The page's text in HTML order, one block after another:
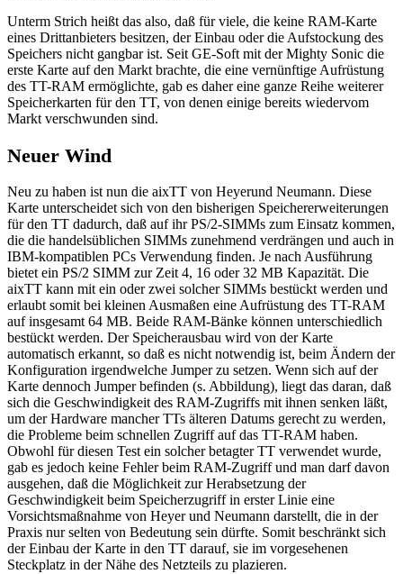
Unterm Strich heißt das also, daß für viele, die keine RAM-Karte
eines Drittanbieters besitzen, der Einbau oder die Aufstockung des
Speichers nicht gangbar ist. Seit GE-Soft mit der Mighty Sonic die
erste Karte auf den Markt brachte, die eine vernünftige Aufrüstung
des TT-RAM ermöglichte, gab es daher eine ganze Reihe weiterer
Speicherkarten für den TT, von denen einige bereits wiedervom
Markt verschwunden sind.
Neuer Wind
Neu zu haben ist nun die aixTT von Heyerund Neumann. Diese
Karte unterscheidet sich von den bisherigen Speichererweiterungen
für den TT dadurch, daß auf ihr PS/2-SIMMs zum Einsatz kommen,
die die handelsüblichen SIMMs zunehmend verdrängen und auch in
IBM-kompatiblen PCs Verwendung finden. Je nach Ausführung
bietet ein PS/2 SIMM zur Zeit 4, 16 oder 32 MB Kapazität. Die
aixTT kann mit ein oder zwei solcher SIMMs bestückt werden und
erlaubt somit bei kleinen Ausmaßen eine Aufrüstung des TT-RAM
auf insgesamt 64 MB. Beide RAM-Bänke können unterschiedlich
bestückt werden. Der Speicherausbau wird von der Karte
automatisch erkannt, so daß es nicht notwendig ist, beim Ändern der
Konfiguration irgendwelche Jumper zu setzen. Wenn sich auf der
Karte dennoch Jumper befinden (s. Abbildung), liegt das daran, daß
sich die Geschwindigkeit des RAM-Zugriffs mit ihnen senken läßt,
um der Hardware mancher TTs älteren Datums gerecht zu werden,
die Probleme beim schnellen Zugriff auf das TT-RAM haben.
Obwohl für diesen Test ein solcher betagter TT verwendet wurde,
gab es jedoch keine Fehler beim RAM-Zugriff und man darf davon
ausgehen, daß die Möglichkeit zur Herabsetzung der
Geschwindigkeit beim Speicherzugriff in erster Linie eine
Vorsichtsmaßnahme von Heyer und Neumann darstellt, die in der
Praxis nur selten von Bedeutung sein dürfte. Somit beschränkt sich
der Einbau der Karte in den TT darauf, sie im vorgesehenen
Steckplatz in der Nähe des Netzteils zu plazieren.